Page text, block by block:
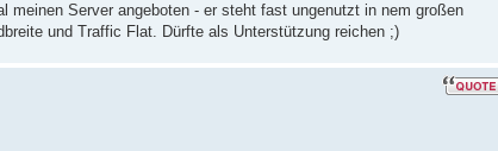
meinen Server angeboten - er steht fast ungenutzt in nem großen
und Traffic Flat. Dürfte als Unterstützung reichen ;)